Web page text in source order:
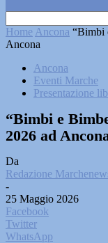
Home Ancona “Bimbi
Ancona
Ancona
Eventi Marche
Presentazione
“Bimbi e
2026 ad
Da
Redazione
-
25 Maggio 2026
Facebook
Twitter
WhatsApp